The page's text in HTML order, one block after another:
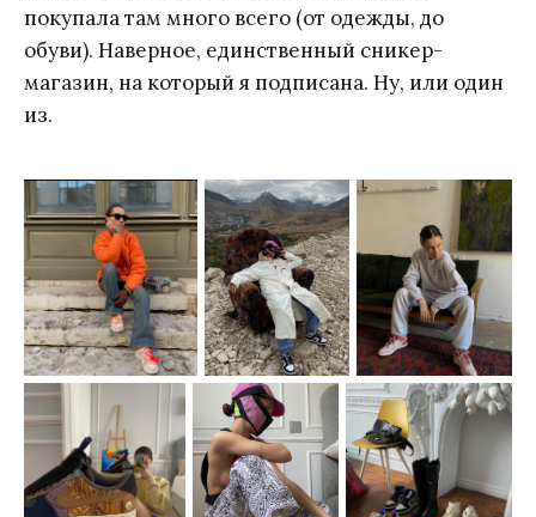
покупала там много всего (от одежды, до
обуви). Наверное, единственный сникер-
магазин, на который я подписана. Ну, или один
из.